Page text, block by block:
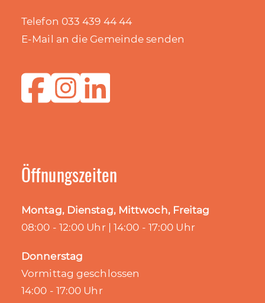
Telefon 033 439 44 44
E-Mail an die Gemeinde senden
Öffnungszeiten
Montag, Dienstag, Mittwoch, Freitag
08:00 - 12:00 Uhr | 14:00 - 17:00 Uhr
Donnerstag
Vormittag geschlossen
14:00 - 17:00 Uhr